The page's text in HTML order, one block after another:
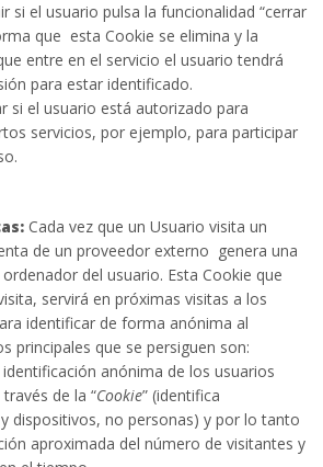
si el usuario pulsa la funcionalidad “cerrar
que esta Cookie se elimina y la
entre en el servicio el usuario tendrá
para estar identificado.
si el usuario está autorizado para
servicios, por ejemplo, para participar
Cada vez que un Usuario visita un
de un proveedor externo genera una
del usuario. Esta Cookie que
servirá en próximas visitas a los
identificar de forma anónima al
principales que se persiguen son:
anónima de los usuarios
de la “Cookie” (identifica
dispositivos, no personas) y por lo tanto
aproximada del número de visitantes y